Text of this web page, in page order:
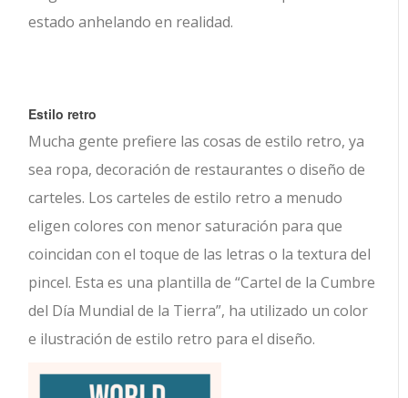
estado anhelando en realidad.
Estilo retro
Mucha gente prefiere las cosas de estilo retro, ya
sea ropa, decoración de restaurantes o diseño de
carteles. Los carteles de estilo retro a menudo
eligen colores con menor saturación para que
coincidan con el toque de las letras o la textura del
pincel. Esta es una plantilla de “Cartel de la Cumbre
del Día Mundial de la Tierra”, ha utilizado un color
e ilustración de estilo retro para el diseño.